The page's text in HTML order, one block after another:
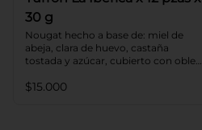
30 g
Nougat hecho a base de: miel de
abeja, clara de huevo, castaña
tostada y azúcar, cubierto con oblea
$15.000